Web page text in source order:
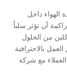
داخل
أن تؤثر سلباً
من الحلول
بالاحترافية
مع شركة